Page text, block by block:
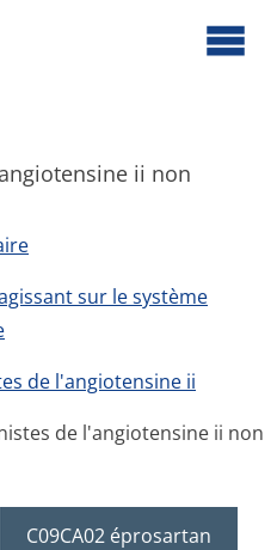
ii non
sur le système
de l'angiotensine ii
de l'angiotensine ii non
C09CA02 éprosartan